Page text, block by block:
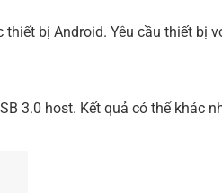
thiết bị Android. Yêu cầu thiết bị
3.0 host. Kết quả có thể khác